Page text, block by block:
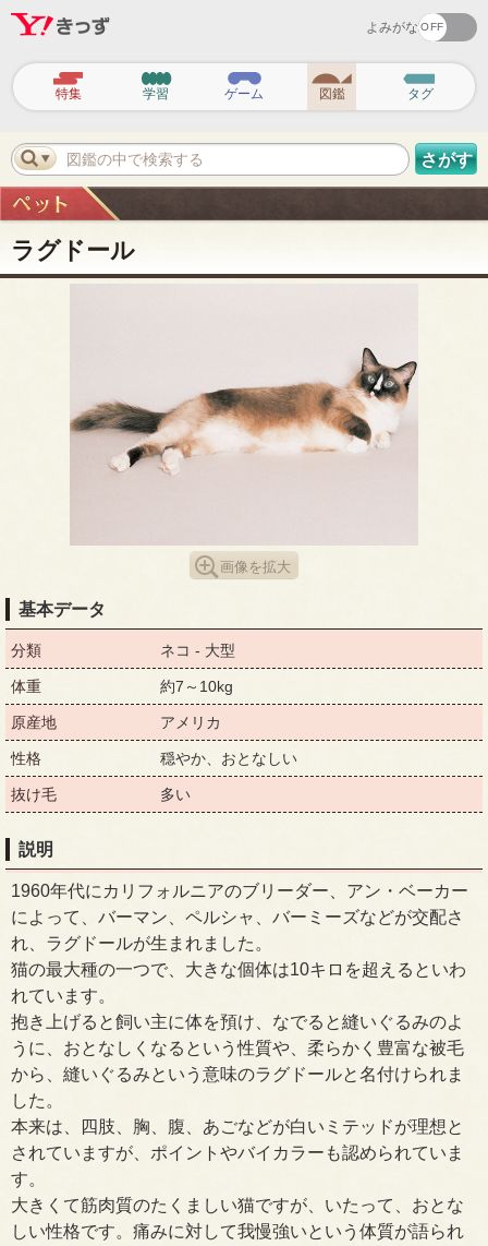
よみがな
ビ
ゲ
ー
シ
ョ
ン
特集 学習 ゲーム 図鑑 タグ
図鑑の中で検索する さがす
ラグドール
画像を拡大
基本データ
分類 ネコ - 大型
体重 約7～10kg
原産地 アメリカ
性格 穏やか、おとなしい
抜け毛 多い
説明
1960年代にカリフォルニアのブリーダー、アン・ベーカー
によって、バーマン、ペルシャ、バーミーズなどが交配さ
れ、ラグドールが生まれました。
猫の最大種の一つで、大きな個体は10キロを超えるといわ
れています。
抱き上げると飼い主に体を預け、なでると縫いぐるみのよ
うに、おとなしくなるという性質や、柔らかく豊富な被毛
から、縫いぐるみという意味のラグドールと名付けられま
した。
本来は、四肢、胸、腹、あごなどが白いミテッドが理想と
されていますが、ポイントやバイカラーも認められていま
す。
大きくて筋肉質のたくましい猫ですが、いたって、おとな
しい性格です。痛みに対して我慢強いという体質が語られ